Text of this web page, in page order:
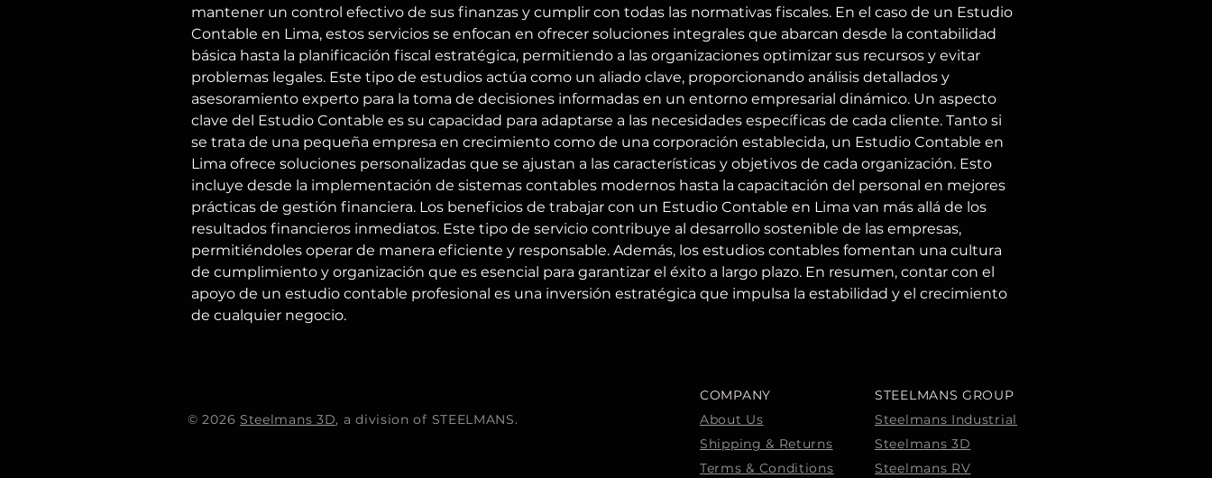
mantener un control efectivo de sus finanzas y cumplir con todas las normativas fiscales. En el caso de un Estudio
Contable en Lima, estos servicios se enfocan en ofrecer soluciones integrales que abarcan desde la contabilidad
básica hasta la planificación fiscal estratégica, permitiendo a las organizaciones optimizar sus recursos y evitar
problemas legales. Este tipo de estudios actúa como un aliado clave, proporcionando análisis detallados y
asesoramiento experto para la toma de decisiones informadas en un entorno empresarial dinámico. Un aspecto
clave del Estudio Contable es su capacidad para adaptarse a las necesidades específicas de cada cliente. Tanto si
se trata de una pequeña empresa en crecimiento como de una corporación establecida, un Estudio Contable en
Lima ofrece soluciones personalizadas que se ajustan a las características y objetivos de cada organización. Esto
incluye desde la implementación de sistemas contables modernos hasta la capacitación del personal en mejores
prácticas de gestión financiera. Los beneficios de trabajar con un Estudio Contable en Lima van más allá de los
resultados financieros inmediatos. Este tipo de servicio contribuye al desarrollo sostenible de las empresas,
permitiéndoles operar de manera eficiente y responsable. Además, los estudios contables fomentan una cultura
de cumplimiento y organización que es esencial para garantizar el éxito a largo plazo. En resumen, contar con el
apoyo de un estudio contable profesional es una inversión estratégica que impulsa la estabilidad y el crecimiento
de cualquier negocio.
© 2026 Steelmans 3D, a division of STEELMANS.
COMPANY
About Us
Shipping & Returns
Terms & Conditions
STEELMANS GROUP
Steelmans Industrial
Steelmans 3D
Steelmans RV